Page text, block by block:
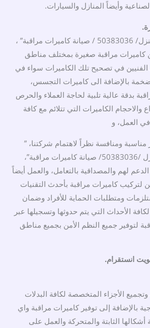
وأيضاً المنازل والسيارات.
” كاميرات مراقبة للمنزل/ 50383036 / صيانة كاميرات مراقبة” ،
كاميرات مراقبة صغيرة بمختلف مناطق
في تصحيح تلك الكاميرات سواء في
بالإضافة الى كاميرات التجسس،
بدقة عالية تلبية لحاجة العملاء والحرص
والاحجام الكاميرات التي تتلائم مع كافة
العمل، و
مناسبة ومنافسة نظراً لاهتمام شركتنا، ”
كاميرات مراقبة للمنزل /50383036/ صيانة كاميرات مراقبة”،
لهم والمصداقية بالتعامل، والعمل أيضاً
لتركيب كاميرات مراقبة بأحدث التقنيات
ومتطلبات الحماية للأفراد وضمان
الأحداث التي يتم حدوثها وتسجيلها عبر
لتوفير جميع النظم الأمن بجميع مناطق
انستقرام.
الأجزاء المتخصصة لكافة البدلات
بالإضافة إلى توفير كاميرات مراقبة واي
الثابتة والمتحركة والعمل على